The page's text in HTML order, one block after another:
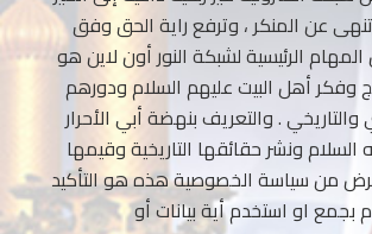
عن المنكر ، وترفع راية الحق وفق
الرئيسية لشبكة النور أون لاين هو
وفكر أهل البيت عليهم السلام ودورهم
. والتعريف بنهضة أبي الأحرار
السلام ونشر حقائقها التاريخية وقيمها
من سياسة الخصوصية هذه هو التأكيد
بجمع او استخدم أية بيانات أو